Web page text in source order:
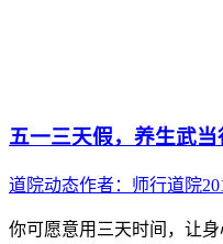
五一三天假，养生武当
道院动态作者： 师行道院
你可愿意用三天时间，让